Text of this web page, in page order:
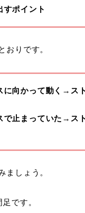
すポイント
おりです。
に向かって動く→ス
で止まっていた→ス
ましょう。
です。